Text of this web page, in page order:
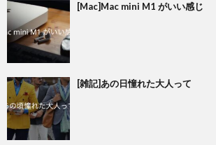
[Mac]Mac mini M1 がいい感じ
[雑記]あの日憧れた大人って